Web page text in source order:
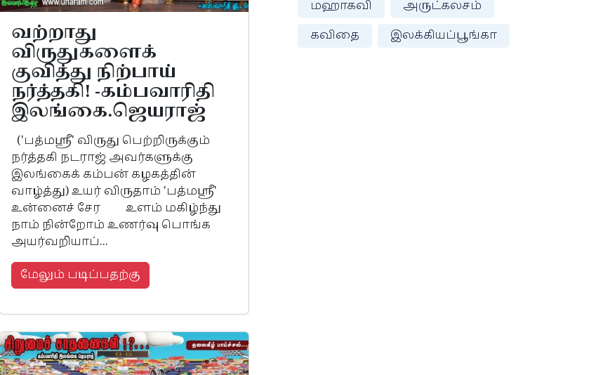
வற்றாது
விருதுகளைக்
குவித்து நிற்பாய்
நர்த்தகி! -கம்பவாரிதி
இலங்கை.ஜெயராஜ்
('பத்மஸ்ரீ' விருது பெற்றிருக்கும்
நர்த்தகி நடராஜ் அவர்களுக்கு
இலங்கைக் கம்பன் கழகத்தின்
வாழ்த்து) உயர் விருதாம் 'பத்மஸ்ரீ'
உன்னைச் சேர உளம் மகிழ்ந்து
நாம் நின்றோம் உணர்வு பொங்க
அயர்வறியாப்...
மேலும் படிப்பதற்கு
மஹாகவி
அருட்கலசம்
கவிதை
இலக்கியப்பூங்கா